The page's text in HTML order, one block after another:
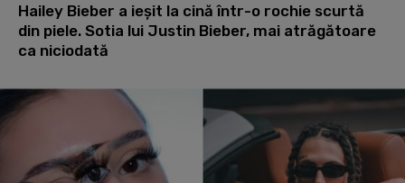
Hailey Bieber a ieșit la cină într-o rochie scurtă
din piele. Sotia lui Justin Bieber, mai atrăgătoare
ca niciodată